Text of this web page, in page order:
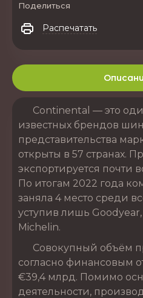
Поделиться
Распечатать
Continental — это
известных брендов
представительства
открыты в 57 странах.
экспортируется почти
По итогам 2022 года
заняла 4 место среди
уступив лишь
Michelin.
Совокупный объём
согласно финансовым
€39,4 млрд. Помимо
деятельности,